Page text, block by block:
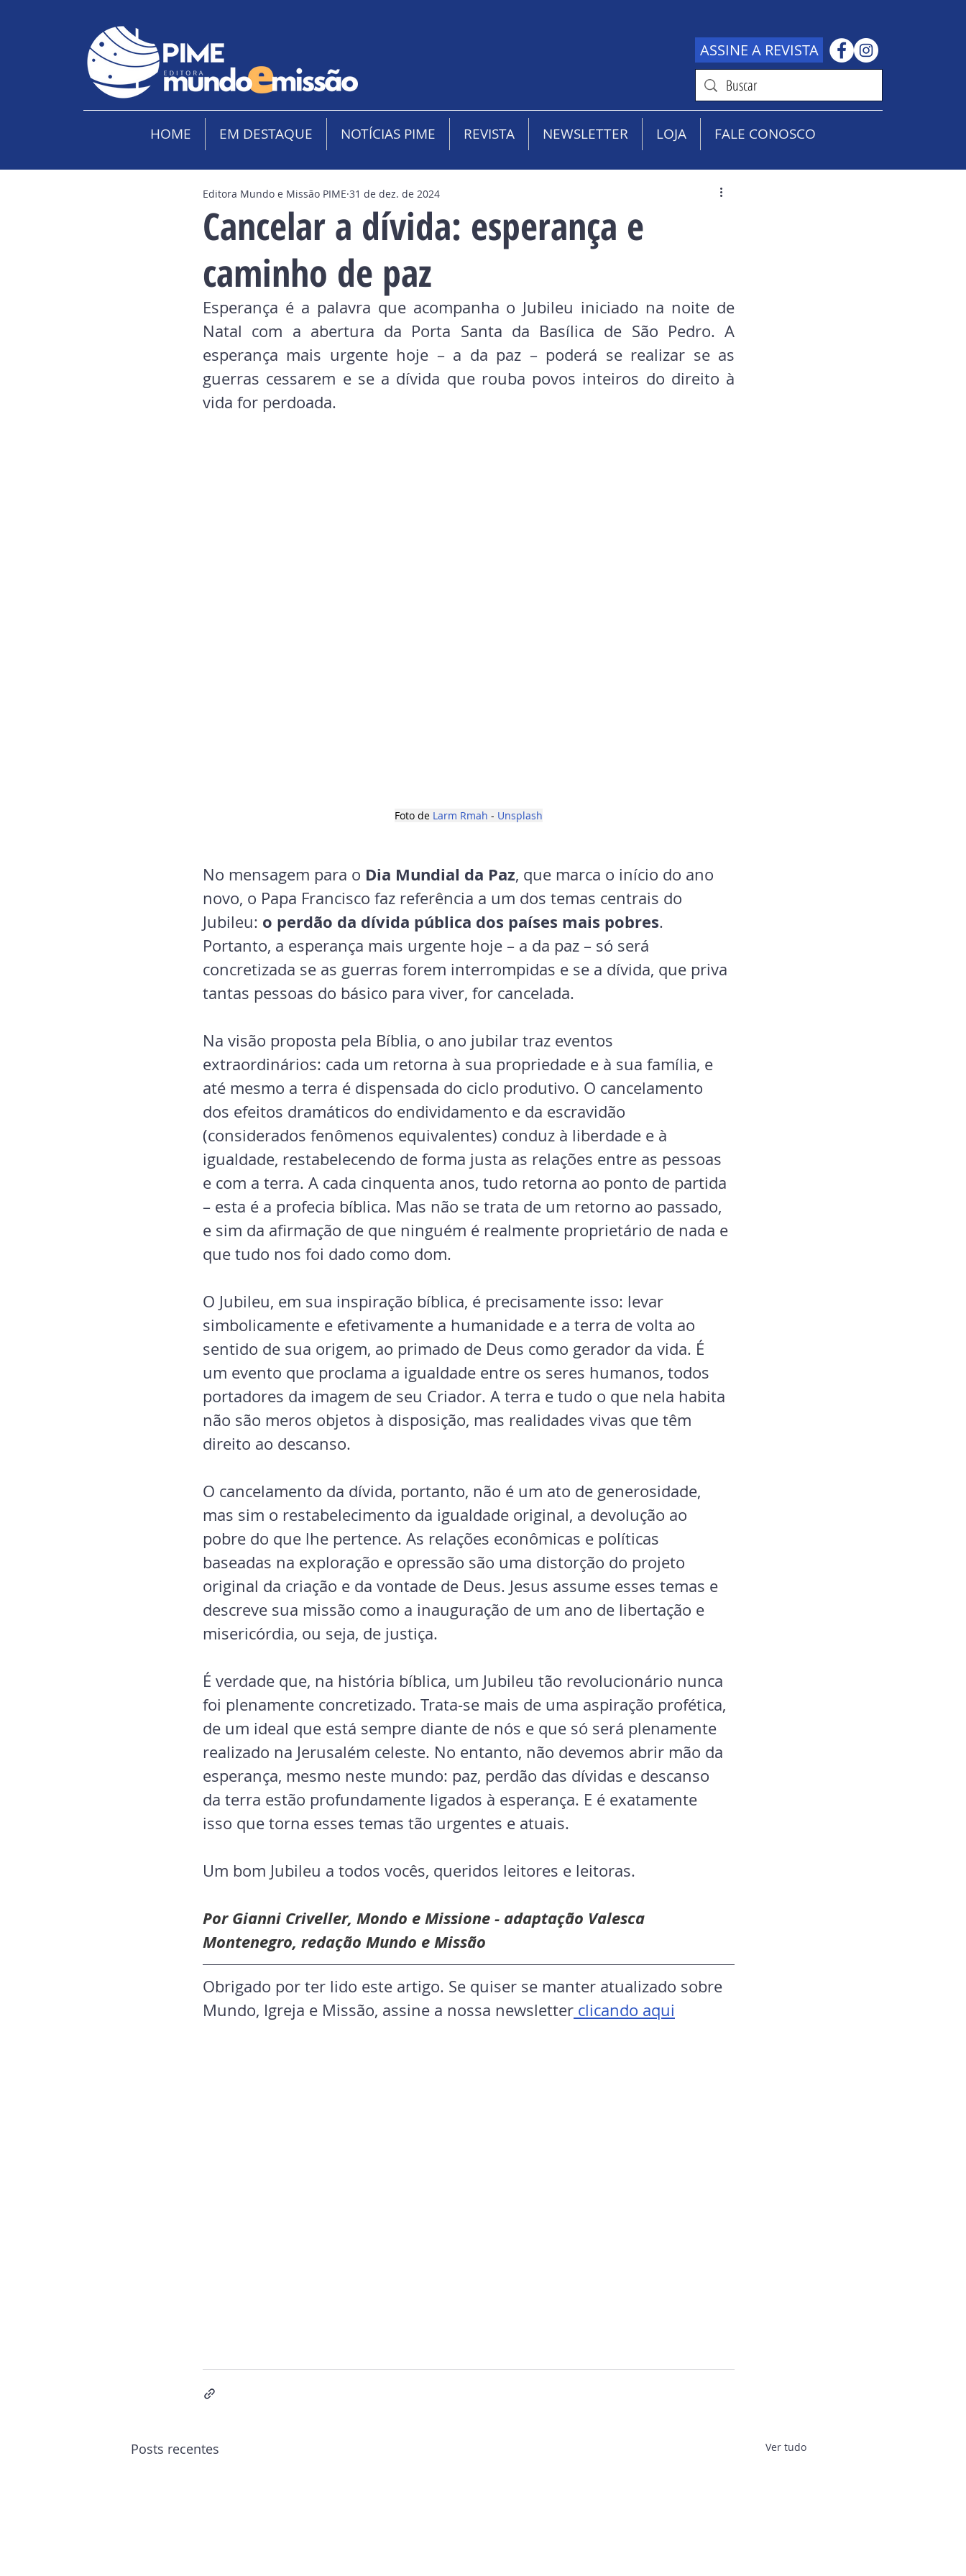
ASSINE A REVISTA
HOME EM DESTAQUE NOTÍCIAS PIME REVISTA NEWSLETTER LOJA FALE CONOSCO
Cancelar a dívida: esperança e
caminho de paz
Editora Mundo e Missão PIME 31 de dez. de 2024
Esperança é a palavra que acompanha o Jubileu iniciado na noite de
Natal com a abertura da Porta Santa da Basílica de São Pedro. A
esperança mais urgente hoje – a da paz – poderá se realizar se as
guerras cessarem e se a dívida que rouba povos inteiros do direito à
vida for perdoada.
Foto de Larm Rmah - Unsplash
No mensagem para o Dia Mundial da Paz, que marca o início do ano
novo, o Papa Francisco faz referência a um dos temas centrais do
Jubileu: o perdão da dívida pública dos países mais pobres.
Portanto, a esperança mais urgente hoje – a da paz – só será
concretizada se as guerras forem interrompidas e se a dívida, que priva
tantas pessoas do básico para viver, for cancelada.
Na visão proposta pela Bíblia, o ano jubilar traz eventos
extraordinários: cada um retorna à sua propriedade e à sua família, e
até mesmo a terra é dispensada do ciclo produtivo. O cancelamento
dos efeitos dramáticos do endividamento e da escravidão
(considerados fenômenos equivalentes) conduz à liberdade e à
igualdade, restabelecendo de forma justa as relações entre as pessoas
e com a terra. A cada cinquenta anos, tudo retorna ao ponto de partida
– esta é a profecia bíblica. Mas não se trata de um retorno ao passado,
e sim da afirmação de que ninguém é realmente proprietário de nada e
que tudo nos foi dado como dom.
O Jubileu, em sua inspiração bíblica, é precisamente isso: levar
simbolicamente e efetivamente a humanidade e a terra de volta ao
sentido de sua origem, ao primado de Deus como gerador da vida. É
um evento que proclama a igualdade entre os seres humanos, todos
portadores da imagem de seu Criador. A terra e tudo o que nela habita
não são meros objetos à disposição, mas realidades vivas que têm
direito ao descanso.
O cancelamento da dívida, portanto, não é um ato de generosidade,
mas sim o restabelecimento da igualdade original, a devolução ao
pobre do que lhe pertence. As relações econômicas e políticas
baseadas na exploração e opressão são uma distorção do projeto
original da criação e da vontade de Deus. Jesus assume esses temas e
descreve sua missão como a inauguração de um ano de libertação e
misericórdia, ou seja, de justiça.
É verdade que, na história bíblica, um Jubileu tão revolucionário nunca
foi plenamente concretizado. Trata-se mais de uma aspiração profética,
de um ideal que está sempre diante de nós e que só será plenamente
realizado na Jerusalém celeste. No entanto, não devemos abrir mão da
esperança, mesmo neste mundo: paz, perdão das dívidas e descanso
da terra estão profundamente ligados à esperança. E é exatamente
isso que torna esses temas tão urgentes e atuais.
Um bom Jubileu a todos vocês, queridos leitores e leitoras.
Por Gianni Criveller, Mondo e Missione - adaptação Valesca
Montenegro, redação Mundo e Missão
Obrigado por ter lido este artigo. Se quiser se manter atualizado sobre
Mundo, Igreja e Missão, assine a nossa newsletter clicando aqui
Posts recentes Ver tudo